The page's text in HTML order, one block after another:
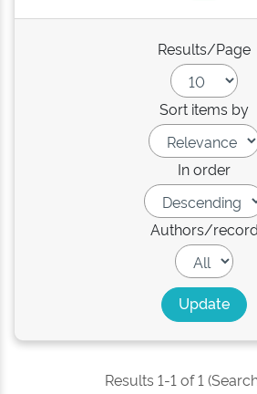
Results/Page
Sort items by
In order
Authors/record
Results 1-1 of 1